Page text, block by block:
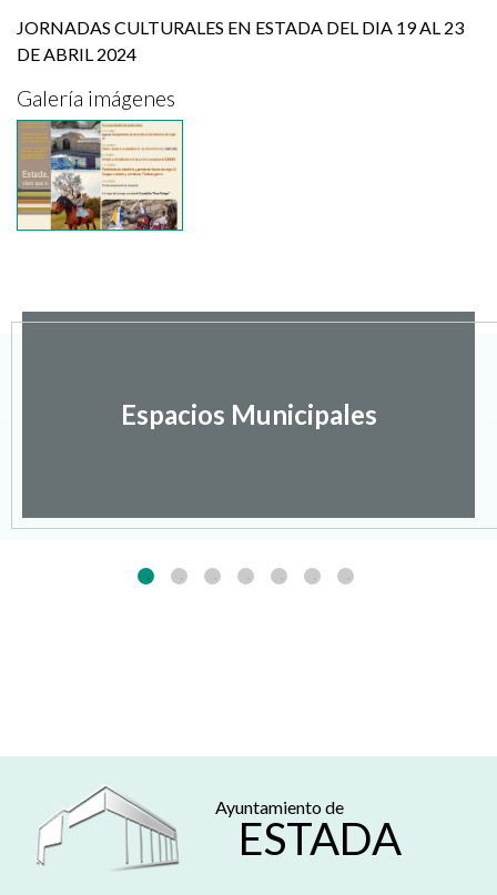
JORNADAS CULTURALES EN ESTADA DEL DIA 19 AL 23
DE ABRIL 2024
Galería imágenes
Espacios Municipales
Ayuntamiento de
ESTADA